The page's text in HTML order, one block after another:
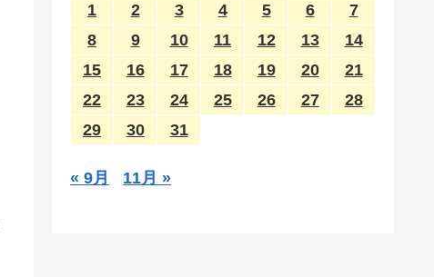
1 2 3 4 5 6
7
8
9 10 11 12 13
14
15
16 17 18 19 20
21
22
23 24 25 26 27
28
29
30 31
« 9月 11月 »